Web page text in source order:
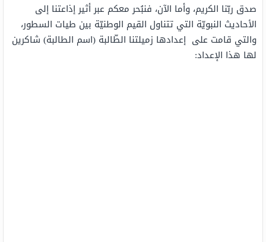
صدق ربّنا الكريم، وأما الآن، فنبُحر معكم عبر أثير إذاعتنا إلى
الأحاديث النبويّة التي تتناول القيم الوطنيّة بين طيات السطور،
والتي قامت على إعدادها زميلتنا الطّالبة (اسم الطالبة) شاكرين
لها هذا الإعداد: